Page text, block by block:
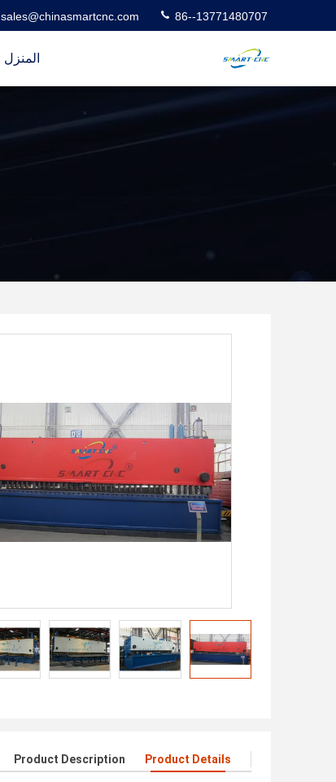
sales@chinasmartcnc.com 86--13771480707
المنزل
Product Details
Product Description